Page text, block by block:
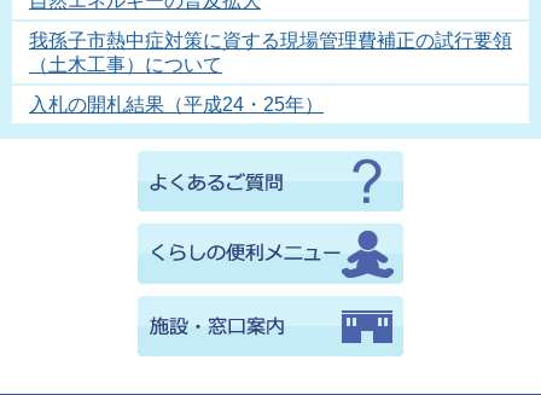
我孫子市熱中症対策に資する現場管理費補正の試行要領
（土木工事）について
入札の開札結果（平成24・25年）